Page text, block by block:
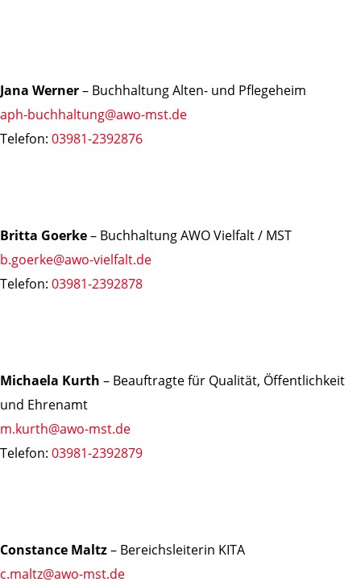
Jana Werner– Buchhaltung Alten- und Pflegeheim
aph-buchhaltung@awo-mst.de
Telefon: 03981-2392876
Britta Goerke– Buchhaltung AWO Vielfalt / MST
b.goerke@awo-vielfalt.de
Telefon: 03981-2392878
Michaela Kurth – Beauftragte für Qualität, Öffentlichkeit
und Ehrenamt
m.kurth@awo-mst.de
Telefon: 03981-2392879
Constance Maltz– Bereichsleiterin KITA
c.maltz@awo-mst.de